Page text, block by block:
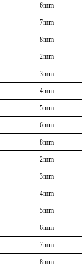
6mm
7mm
8mm
2mm
3mm
4mm
5mm
6mm
8mm
2mm
3mm
4mm
5mm
6mm
7mm
8mm